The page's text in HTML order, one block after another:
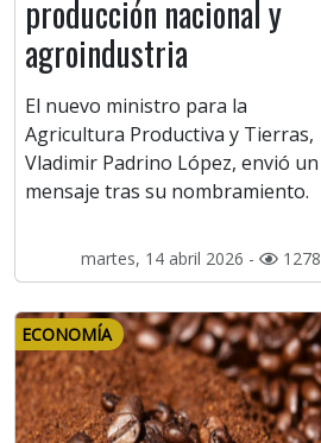
producción nacional y
agroindustria
El nuevo ministro para la
Agricultura Productiva y Tierras,
Vladimir Padrino López, envió un
mensaje tras su nombramiento.
martes, 14 abril 2026 - 1278
ECONOMÍA